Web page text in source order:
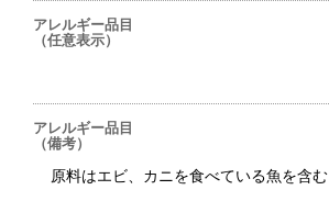
アレルギー品目
（任意表示）
アレルギー品目
（備考）
原料はエビ、カニを食べている魚を含む